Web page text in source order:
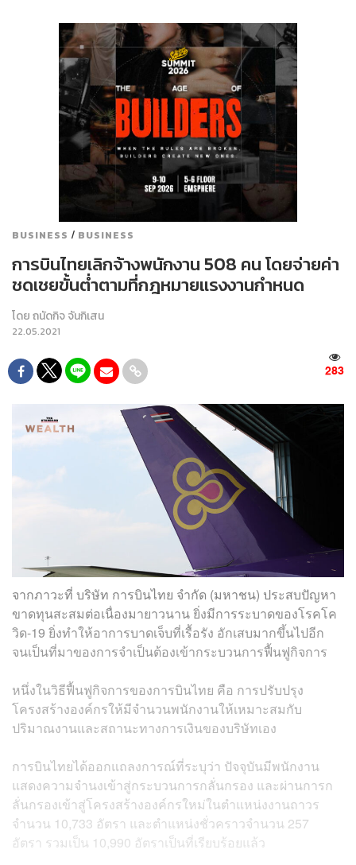
BUSINESS / BUSINESS
การบินไทยเลิกจ้างพนักงาน 508 คน โดยจ่ายค่า
ชดเชยขั้นต่ำตามที่กฎหมายแรงงานกำหนด
โดยถนัดกิจ จันกิเสน
22.05.2021
283
จากภาวะที่ บริษัท การบินไทย จำกัด (มหาชน) ประสบปัญหา
ขาดทุนสะสมต่อเนื่องมายาวนาน ยิ่งมีการระบาดของโรคโค
วิด-19 ยิ่งทำให้อาการบาดเจ็บที่เรื้อรัง อักเสบมากขึ้นไปอีก
จนเป็นที่มาของการจำเป็นต้องเข้ากระบวนการฟื้นฟูกิจการ
หนึ่งในวิธีฟื้นฟูกิจการของการบินไทย คือ การปรับปรุง
โครงสร้างองค์กรให้มีจำนวนพนักงานให้เหมาะสมกับ
ปริมาณงานและสถานะทางการเงินของบริษัทเอง
การบินไทยได้ออกแถลงการณ์ที่ระบุว่า ปัจจุบันมีพนักงาน
แสดงความจำนงเข้าสู่กระบวนการกลั่นกรอง และผ่านการก
ลั่นกรองเข้าสู่โครงสร้างองค์กรใหม่ในตำแหน่งงานถาวร
จำนวน 10,733 อัตรา และตำแหน่งชั่วคราวจำนวน 257
อัตรา รวมเป็น 10,990 อัตราเป็นที่เรียบร้อยแล้ว